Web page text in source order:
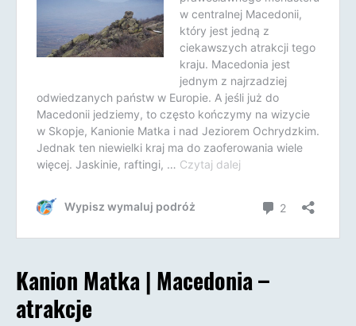
Kanion Matka | Macedonia –
atrakcje